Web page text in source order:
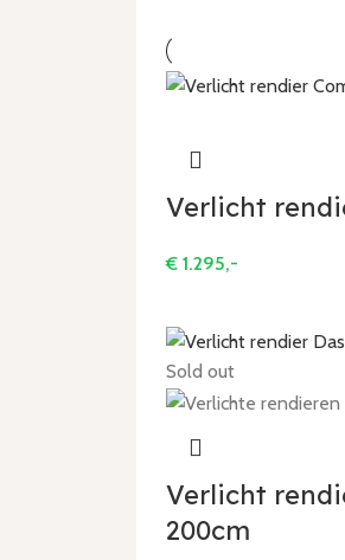
Verlicht
€1.295,-
Sold out
Verlicht
200cm